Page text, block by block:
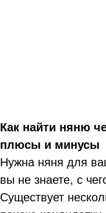
Как найти няню
плюсы и минусы
Нужна няня для
вы не знаете, с
Существует